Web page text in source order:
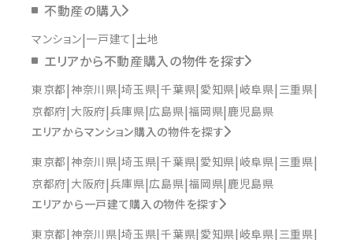
不動産の購入
マンション 一戸建て 土地
エリアから不動産購入の物件を探す
東京都 神奈川県 埼玉県 千葉県 愛知県 岐阜県 三重県
京都府 大阪府 兵庫県 広島県 福岡県 鹿児島県
エリアからマンション購入の物件を探す
東京都 神奈川県 埼玉県 千葉県 愛知県 岐阜県 三重県
京都府 大阪府 兵庫県 広島県 福岡県 鹿児島県
エリアから一戸建て購入の物件を探す
東京都 神奈川県 埼玉県 千葉県 愛知県 岐阜県 三重県